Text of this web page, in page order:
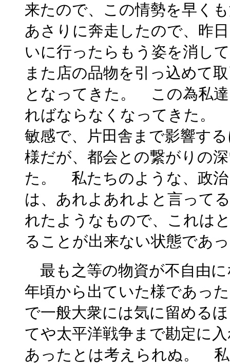
来たので、この情勢を早く
あさりに奔走したので、昨
いに行ったらもう姿を消し
また店の品物を引っ込めて
となってきた。 この為私
ればならなくなってきた。
敏感で、片田舎まで影響す
様だが、都会との繋がりの
た。 私たちのような、政治
は、あれよあれよと言って
れたようなもので、これは
ることが出来ない状態であ
最も之等の物資が不自由
年頃から出ていた様であっ
で一般大衆には気に留める
てや太平洋戦争まで勘定に
あったとは考えられぬ。